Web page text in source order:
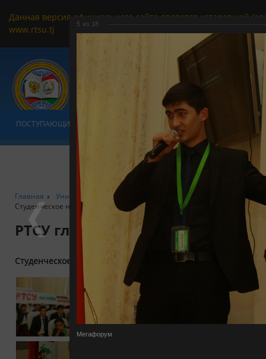
Данная версия официального сайта является устаревшей
www.rtsu.tj
ПОСТУПАЮЩИМ ОБУЧАЮЩИМСЯ УНИВЕРСИТЕТ
Главная Университет РТСУ в формате фотообъектива
Студенческое научное общество
РТСУ глазами фотографа
Студенческое научное общество
5 из 18
Мегафорум